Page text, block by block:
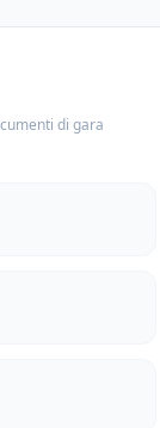
di gara